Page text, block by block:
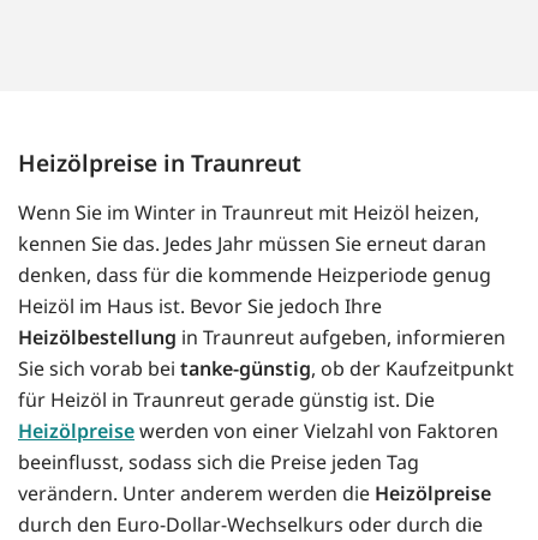
Heizölpreise in Traunreut
Wenn Sie im Winter in Traunreut mit Heizöl heizen,
kennen Sie das. Jedes Jahr müssen Sie erneut daran
denken, dass für die kommende Heizperiode genug
Heizöl im Haus ist. Bevor Sie jedoch Ihre
Heizölbestellung in Traunreut aufgeben, informieren
Sie sich vorab bei tanke-günstig, ob der Kaufzeitpunkt
für Heizöl in Traunreut gerade günstig ist. Die
Heizölpreisewerden von einer Vielzahl von Faktoren
beeinflusst, sodass sich die Preise jeden Tag
verändern. Unter anderem werden die Heizölpreise
durch den Euro-Dollar-Wechselkurs oder durch die